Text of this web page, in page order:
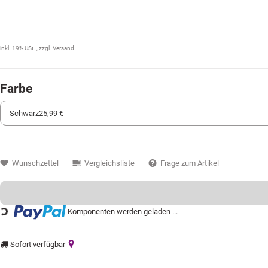
inkl. 19% USt. , zzgl. Versand
Farbe
Komponenten werden geladen ...
Sofort verfügbar
Wunschzettel Vergleichsliste Frage zum Artikel